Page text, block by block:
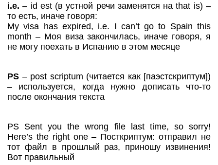
i.e. – id est (в устной речи заменятся на that is) –
то есть, иначе говоря:
My visa has expired, i.e. I can’t go to Spain this
month – Моя виза закончилась, иначе говоря, я
не могу поехать в Испанию в этом месяце
PS – post scriptum (читается как [паэстскриптум])
– используется, когда нужно дописать что-то
после окончания текста
PS Sent you the wrong file last time, so sorry!
Here’s the right one – Посткриптум: отправил не
тот файл в прошлый раз, приношу извинения!
Вот правильный